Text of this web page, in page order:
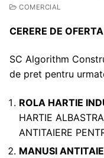
COMERCIAL
CERERE DE OFERTA
SC Algorithm
de pret pentru
ROLA HARTIE
HARTIE
ANTITAIERE
MANUSI